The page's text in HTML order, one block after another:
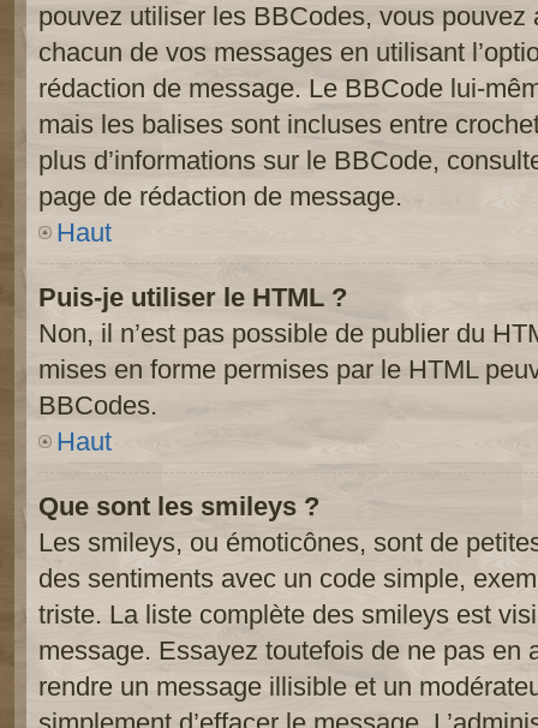
pouvez utiliser les BBCodes, vous
chacun de vos messages en utilisant
rédaction de message. Le BBCode lui-
mais les balises sont incluses entre
plus d’informations sur le BBCode,
page de rédaction de message.
Haut
Puis-je utiliser le HTML ?
Non, il n’est pas possible de publier du
mises en forme permises par le HTML
BBCodes.
Haut
Que sont les smileys ?
Les smileys, ou émoticônes, sont de
des sentiments avec un code simple,
triste. La liste complète des smileys est
message. Essayez toutefois de ne pas en
rendre un message illisible et un